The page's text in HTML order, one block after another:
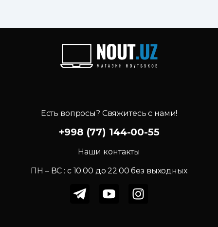
Есть вопросы? Свяжитесь с нами!
+998 (77) 144-00-55
Наши контакты
ПН – ВС : c 10:00 до 22:00 без выходных